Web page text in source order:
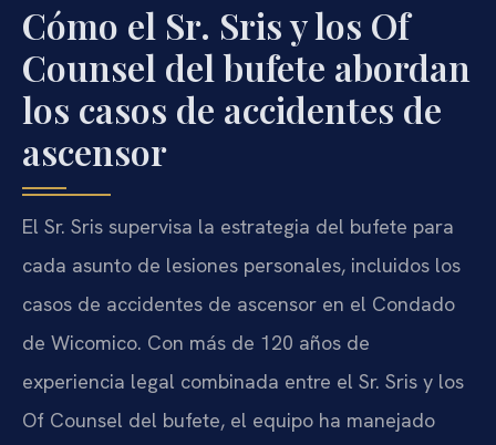
Cómo el Sr. Sris y los Of
Counsel del bufete abordan
los casos de accidentes de
ascensor
El Sr. Sris supervisa la estrategia del bufete para
cada asunto de lesiones personales, incluidos los
casos de accidentes de ascensor en el Condado
de Wicomico. Con más de 120 años de
experiencia legal combinada entre el Sr. Sris y los
Of Counsel del bufete, el equipo ha manejado